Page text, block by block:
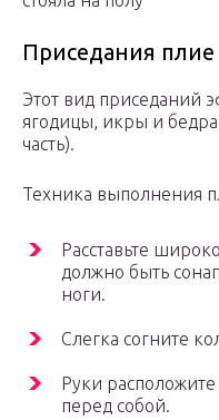
Приседания плие
Этот вид приседаний
ягодицы, икры и
часть).
Техника выполнения
Расставьте
должно быть
ноги.
Слегка согните
Руки
перед собой.